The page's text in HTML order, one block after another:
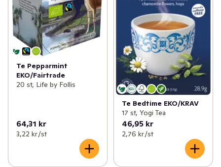
Te Pepparmint
EKO/Fairtrade
20 st, Life by Follis
64,31 kr
3,22 kr /st
Te Bedtime EKO/KRAV
17 st, Yogi Tea
46,95 kr
2,76 kr /st